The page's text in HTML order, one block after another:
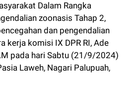
Dalam Rangka
zoonasis Tahap 2,
dan pengendalian
kerja komisi IX DPR RI, Ade
pada hari Sabtu (21/9/2024)
Laweh, Nagari Palupuah,